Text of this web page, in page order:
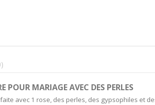
POUR MARIAGE AVEC DES PERLES
avec 1 rose, des perles, des gypsophiles et